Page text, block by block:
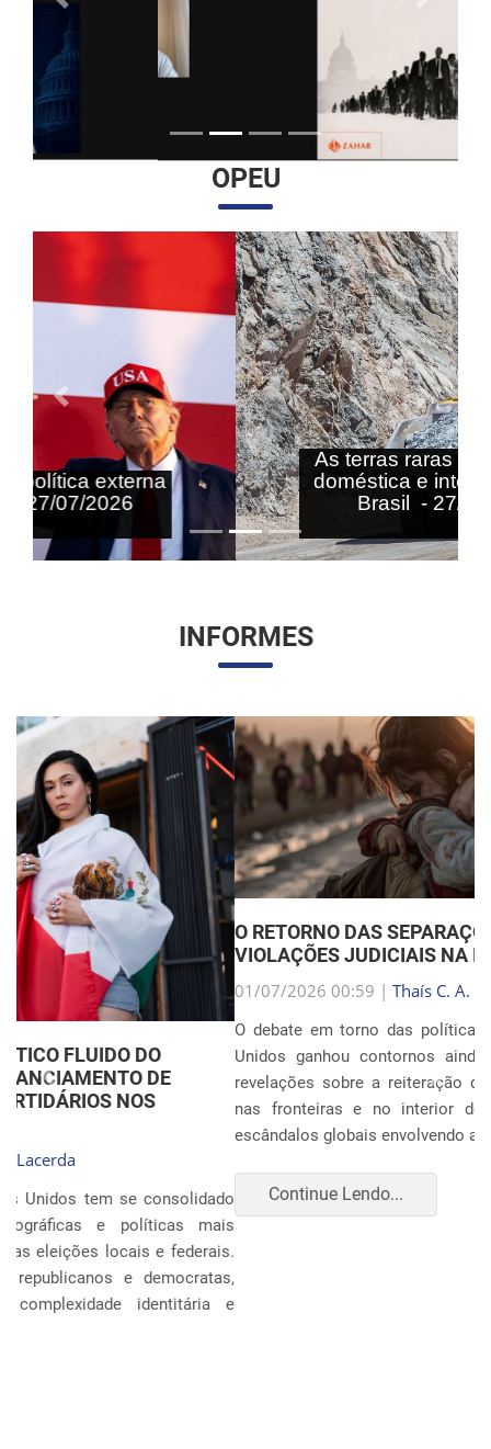
Anterior
OPEU
As terras raras nas agendas
doméstica e internacional do
Brasil - 27/07/2026
Anterior Próximo
INFORMES
O RETORNO DAS SEPARAÇÕES FAMILIARES:
VIOLAÇÕES JUDICIAIS NA IMIGRAÇÃO DOS EUA
01/07/2026 00:59 | Thaís C. A. Lacerda
O debate em torno das políticas de imigração nos Estados
Unidos ganhou contornos ainda mais dramáticos com as
revelações sobre a reiteração de práticas punitivas severas
nas fronteiras e no interior do país. Oito anos após os
escândalos globais envolvendo a separação sistemática d...
Continue Lendo...
Anterior
POLÍTICA E ECONOMIA